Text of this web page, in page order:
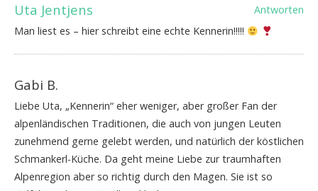
Uta Jentjens
Antworten
Man liest es – hier schreibt eine echte Kennerin!!!!!
Gabi B.
Liebe Uta, „Kennerin“ eher weniger, aber großer Fan der
alpenländischen Traditionen, die auch von jungen Leuten
zunehmend gerne gelebt werden, und natürlich der köstlichen
Schmankerl-Küche. Da geht meine Liebe zur traumhaften
Alpenregion aber so richtig durch den Magen. Sie ist so